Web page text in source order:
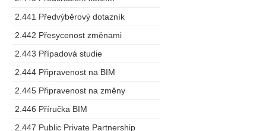
2.441 Předvýběrový dotazník
2.442 Přesycenost změnami
2.443 Případová studie
2.444 Připravenost na BIM
2.445 Připravenost na změny
2.446 Příručka BIM
2.447 Public Private Partnership